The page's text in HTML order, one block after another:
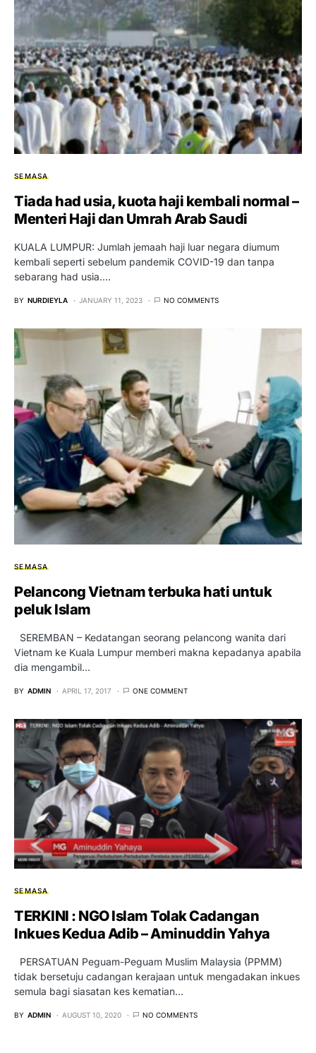
SEMASA
Tiada had usia, kuota haji kembali normal –
Menteri Haji dan Umrah Arab Saudi
KUALA LUMPUR: Jumlah jemaah haji luar negara diumum
kembali seperti sebelum pandemik COVID-19 dan tanpa
sebarang had usia.…
BY NURDIEYLA JANUARY 11, 2023 NO COMMENTS
SEMASA
Pelancong Vietnam terbuka hati untuk
peluk Islam
SEREMBAN – Kedatangan seorang pelancong wanita dari
Vietnam ke Kuala Lumpur memberi makna kepadanya apabila
dia mengambil…
BY ADMIN APRIL 17, 2017 ONE COMMENT
SEMASA
TERKINI : NGO Islam Tolak Cadangan
Inkues Kedua Adib – Aminuddin Yahya
PERSATUAN Peguam-Peguam Muslim Malaysia (PPMM)
tidak bersetuju cadangan kerajaan untuk mengadakan inkues
semula bagi siasatan kes kematian…
BY ADMIN AUGUST 10, 2020 NO COMMENTS